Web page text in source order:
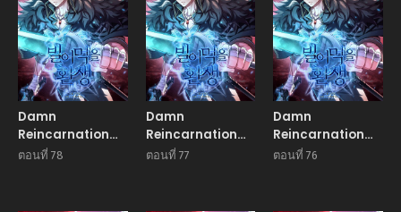
Damn
Reincarnation
ชีวิตใหม่ของนักรบผู้
ตอนที่ 78
Damn
Reincarnation
ชีวิตใหม่ของนักรบผู้
ตอนที่ 77
Damn
Reincarnation
ชีวิตใหม่ของนักรบผู้
ตอนที่ 76